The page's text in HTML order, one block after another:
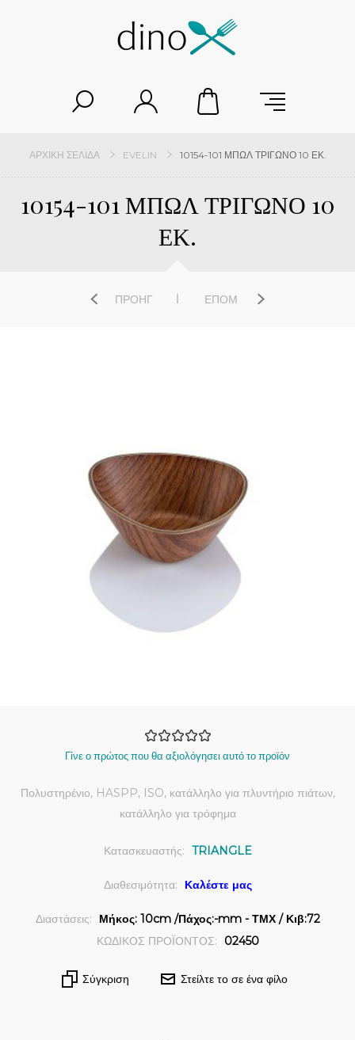
ΑΡΧΙΚΉ ΣΕΛΊΔΑ EVELIN 10154-101 ΜΠΩΛ ΤΡΙΓΩΝΟ 10 ΕΚ.
10154-101 ΜΠΩΛ ΤΡΙΓΩΝΟ 10
ΕΚ.
ΠΡΟΗΓ ΕΠΌΜ
Γίνε ο πρώτος που θα αξιολόγησει αυτό το προϊόν
Πολυστηρένιο, HASPP, ISO, κατάλληλο για πλυντήριο πιάτων,
κατάλληλο για τρόφημα
Κατασκευαστής: TRIANGLE
Διαθεσιμότητα: Καλέστε μας
Διαστάσεις:
Μήκος: 10cm /Πάχος:-mm - ΤΜΧ / Κιβ:72
ΚΩΔΙΚΟΣ ΠΡΟΪΟΝΤΟΣ:
02450
Σύγκριση Στείλτε το σε ένα φίλο